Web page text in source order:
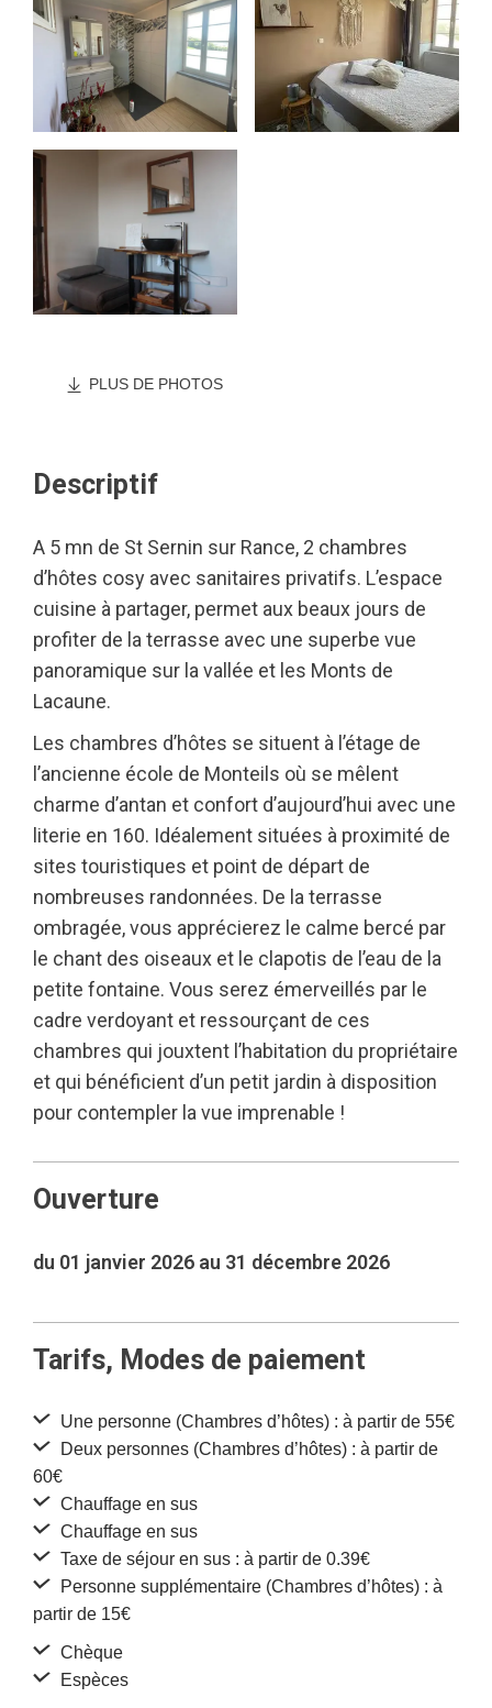
PLUS DE PHOTOS
Descriptif
A 5 mn de St Sernin sur Rance, 2 chambres
d’hôtes cosy avec sanitaires privatifs. L’espace
cuisine à partager, permet aux beaux jours de
profiter de la terrasse avec une superbe vue
panoramique sur la vallée et les Monts de
Lacaune.
Les chambres d’hôtes se situent à l’étage de
l’ancienne école de Monteils où se mêlent
charme d’antan et confort d’aujourd’hui avec une
literie en 160. Idéalement situées à proximité de
sites touristiques et point de départ de
nombreuses randonnées. De la terrasse
ombragée, vous apprécierez le calme bercé par
le chant des oiseaux et le clapotis de l’eau de la
petite fontaine. Vous serez émerveillés par le
cadre verdoyant et ressourçant de ces
chambres qui jouxtent l’habitation du propriétaire
et qui bénéficient d’un petit jardin à disposition
pour contempler la vue imprenable !
Ouverture
du 01 janvier 2026 au 31 décembre 2026
Tarifs, Modes de paiement
Une personne (Chambres d’hôtes) : à partir de 55€
Deux personnes (Chambres d’hôtes) : à partir de
60€
Chauffage en sus
Chauffage en sus
Taxe de séjour en sus : à partir de 0.39€
Personne supplémentaire (Chambres d’hôtes) : à
partir de 15€
Chèque
Espèces